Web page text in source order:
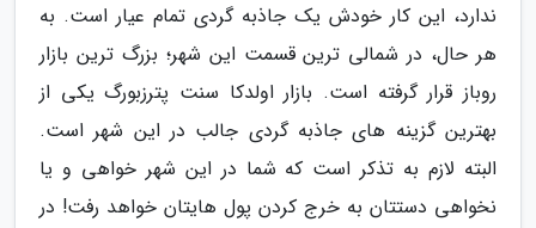
ندارد، این کار خودش یک جاذبه گردی تمام عیار است. به
هر حال، در شمالی ترین قسمت این شهر؛ بزرگ ترین بازار
روباز قرار گرفته است. بازار اولدکا سنت پترزبورگ یکی از
بهترین گزینه های جاذبه گردی جالب در این شهر است.
البته لازم به تذکر است که شما در این شهر خواهی و یا
نخواهی دستتان به خرج کردن پول هایتان خواهد رفت! در